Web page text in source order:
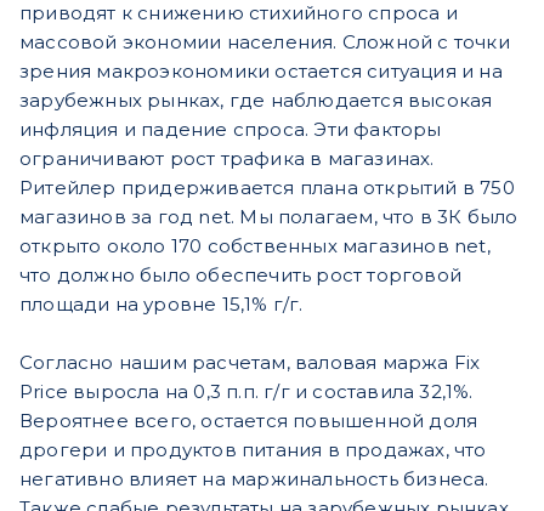
приводят к снижению стихийного спроса и
массовой экономии населения. Сложной с точки
зрения макроэкономики остается ситуация и на
зарубежных рынках, где наблюдается высокая
инфляция и падение спроса. Эти факторы
ограничивают рост трафика в магазинах.
Ритейлер придерживается плана открытий в 750
магазинов за год net. Мы полагаем, что в 3К было
открыто около 170 собственных магазинов net,
что должно было обеспечить рост торговой
площади на уровне 15,1% г/г.
Согласно нашим расчетам, валовая маржа Fix
Price выросла на 0,3 п.п. г/г и составила 32,1%.
Вероятнее всего, остается повышенной доля
дрогери и продуктов питания в продажах, что
негативно влияет на маржинальность бизнеса.